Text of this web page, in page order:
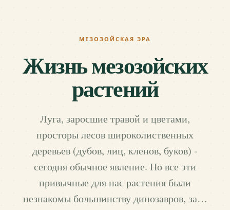
МЕЗОЗОЙСКАЯ ЭРА
Жизнь мезозойских
растений
Луга, заросшие травой и цветами,
просторы лесов широколиственных
деревьев (дубов, лиц, кленов, буков) -
сегодня обычное явление. Но все эти
привычные для нас растения были
незнакомы большинству динозавров, за…